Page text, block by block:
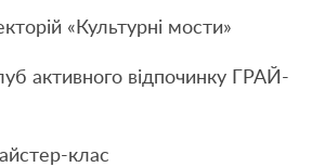
«Культурні мости»
активного відпочинку ГРАЙ-
клас